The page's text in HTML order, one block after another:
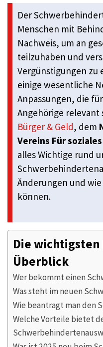
Der
Menschen mit
Nachweis, um an
teilzuhaben und
Vergünstigungen zu
einige wesentliche
Anpassungen, die
Angehörige relevant
Bürger & Geld, dem
Vereins Für
alles Wichtige rund
Änderungen und
können.
Die wichtigsten
Überblick
Wer bekommt einen
Was steht im neuen
Wie beantragt man den
Welche Vorteile bietet